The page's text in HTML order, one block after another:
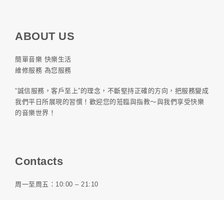
ABOUT US
簡單音樂 快樂生活
維修服務 為您服務
“誠信服務，客戶至上”的理念，不斷堅持正確的方向，把服務變成
我們平日所展現的習慣！歡迎您的蒞臨與指教～與我們享受快樂
的音樂世界！
Contacts
周一至周五：10:00 – 21:10